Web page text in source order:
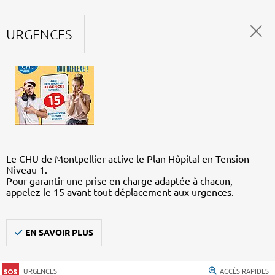
URGENCES
Le CHU de Montpellier active le Plan Hôpital en Tension –
Niveau 1.
Pour garantir une prise en charge adaptée à chacun,
appelez le 15 avant tout déplacement aux urgences.
EN SAVOIR PLUS
URGENCES ACCÈS RAPIDES